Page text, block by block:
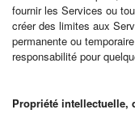
fournir les Services ou
créer des limites aux
permanente ou
responsabilité pour
Propriété intellectuelle,